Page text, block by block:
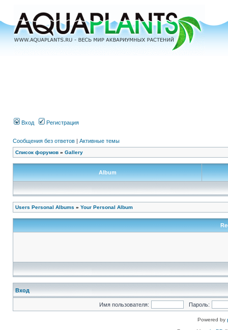
Вход Регистрация
Сообщения без ответов | Активные темы
Список форумов » Gallery
Album
Users Personal Albums » Your Personal Album
Вход
Имя пользователя: Пароль:
Powered by